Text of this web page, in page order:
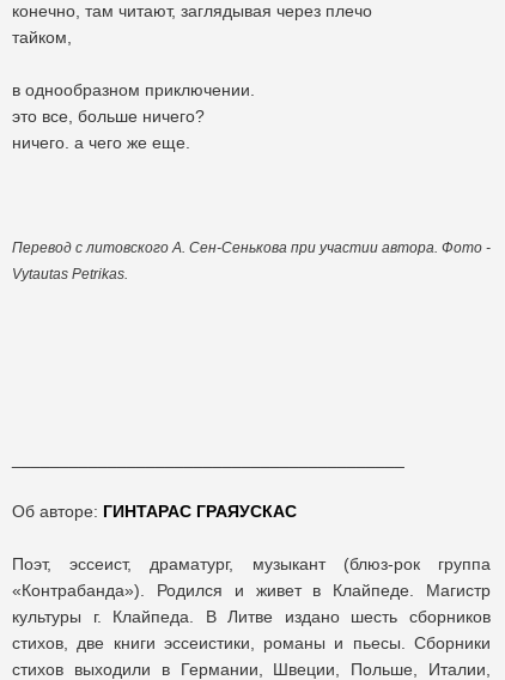
конечно, там читают, заглядывая через плечо
тайком,
в однообразном приключении.
это все, больше ничего?
ничего. а чего же еще.
Перевод с литовского А. Сен-Сенькова при участии автора. Фото -
Vytautas Petrikas.
Об авторе: ГИНТАРАС ГРАЯУСКАС
Поэт, эссеист, драматург, музыкант (блюз-рок группа
«Контрабанда»). Родился и живет в Клайпеде. Магистр
культуры г. Клайпеда. В Литве издано шесть сборников
стихов, две книги эссеистики, романы и пьесы. Сборники
стихов выходили в Германии, Швеции, Польше, Италии,